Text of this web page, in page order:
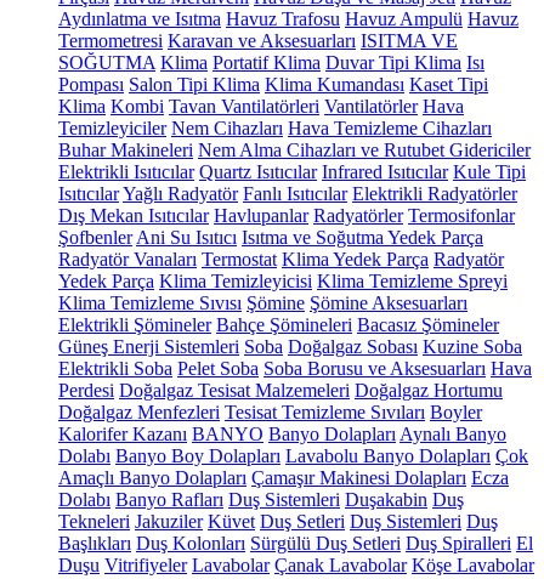
Aydınlatma ve Isıtma Havuz Trafosu Havuz Ampulü Havuz
Termometresi Karavan ve Aksesuarları ISITMA VE
SOĞUTMA Klima Portatif Klima Duvar Tipi Klima Isı
Pompası Salon Tipi Klima Klima Kumandası Kaset Tipi
Klima Kombi Tavan Vantilatörleri Vantilatörler Hava
Temizleyiciler Nem Cihazları Hava Temizleme Cihazları
Buhar Makineleri Nem Alma Cihazları ve Rutubet Gidericiler
Elektrikli Isıtıcılar Quartz Isıtıcılar Infrared Isıtıcılar Kule Tipi
IsıtıcılarYağlı Radyatör Fanlı Isıtıcılar Elektrikli Radyatörler
Dış Mekan Isıtıcılar Havlupanlar Radyatörler Termosifonlar
Şofbenler Ani Su Isıtıcı Isıtma ve Soğutma Yedek Parça
Radyatör Vanaları Termostat Klima Yedek Parça Radyatör
Yedek Parça Klima Temizleyicisi Klima Temizleme Spreyi
Klima Temizleme Sıvısı Şömine Şömine Aksesuarları
Elektrikli Şömineler Bahçe Şömineleri Bacasız Şömineler
Güneş Enerji Sistemleri Soba Doğalgaz Sobası Kuzine Soba
Elektrikli Soba Pelet Soba Soba Borusu ve Aksesuarları Hava
Perdesi Doğalgaz Tesisat Malzemeleri Doğalgaz Hortumu
Doğalgaz Menfezleri Tesisat Temizleme Sıvıları Boyler
Kalorifer Kazanı BANYO Banyo Dolapları Aynalı Banyo
Dolabı Banyo Boy Dolapları Lavabolu Banyo Dolapları Çok
Amaçlı Banyo Dolapları Çamaşır Makinesi Dolapları Ecza
Dolabı Banyo Rafları Duş Sistemleri Duşakabin Duş
Tekneleri Jakuziler Küvet Duş Setleri Duş Sistemleri Duş
Başlıkları Duş Kolonları Sürgülü Duş Setleri Duş Spiralleri El
Duşu Vitrifiyeler Lavabolar Çanak Lavabolar Köşe Lavabolar